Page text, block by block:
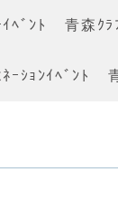
ﾍﾞﾝﾄ 青森ｸﾗ
ｰｼｮﾝｲﾍﾞﾝﾄ